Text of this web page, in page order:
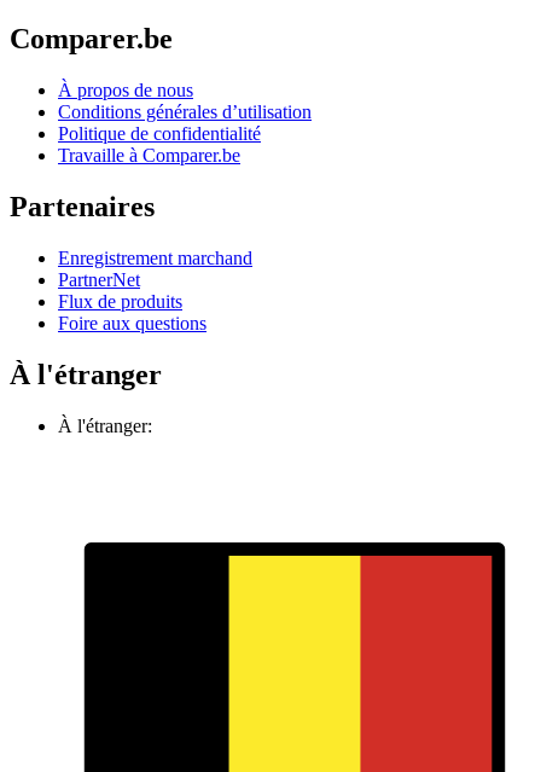
Comparer.be
À propos de nous
Conditions générales d’utilisation
Politique de confidentialité
Travaille à Comparer.be
Partenaires
Enregistrement marchand
PartnerNet
Flux de produits
Foire aux questions
À l'étranger
À l'étranger: